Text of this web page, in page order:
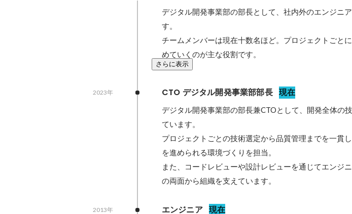
デジタル開発事業部の部長として、社内外のエンジニ
す。
チームメンバーは現在十数名ほど。プロジェクトごと
めていくのが主な役割です。
さらに表示
CTO デジタル開発事業部部長 現在
2023年
デジタル開発事業部の部長兼CTOとして、開発全体の
ています。
プロジェクトごとの技術選定から品質管理までを一貫
を進められる環境づくりを担当。
また、コードレビューや設計レビューを通じてエンジ
の両面から組織を支えています。
エンジニア 現在
2013年